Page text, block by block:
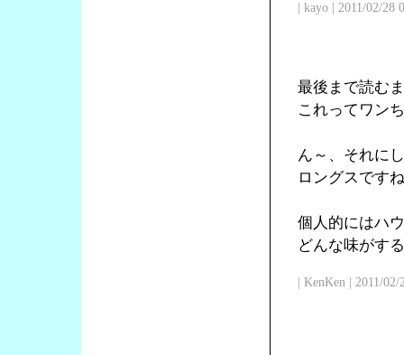
| kayo | 2011/02/28
最後まで読む
これってワン
ん～、それに
ロングスです
個人的にはハ
どんな味がす
| KenKen | 2011/